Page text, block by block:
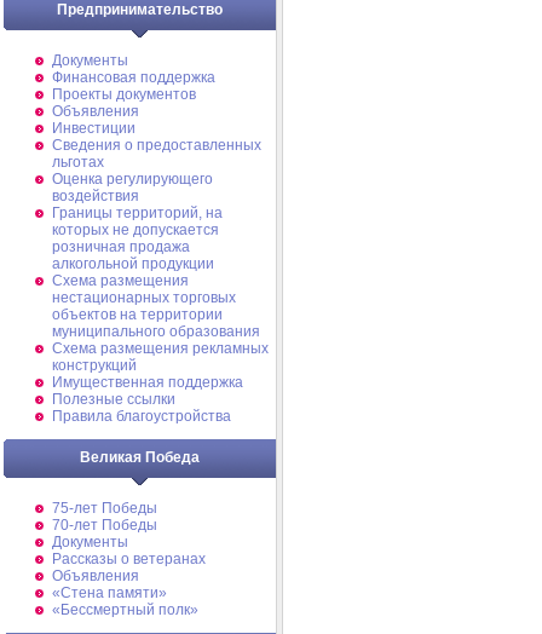
Предпринимательство
Документы
Финансовая поддержка
Проекты документов
Объявления
Инвестиции
Сведения о предоставленных
льготах
Оценка регулирующего
воздействия
Границы территорий, на
которых не допускается
розничная продажа
алкогольной продукции
Схема размещения
нестационарных торговых
объектов на территории
муниципального образования
Схема размещения рекламных
конструкций
Имущественная поддержка
Полезные ссылки
Правила благоустройства
Великая Победа
75-лет Победы
70-лет Победы
Документы
Рассказы о ветеранах
Объявления
«Стена памяти»
«Бессмертный полк»